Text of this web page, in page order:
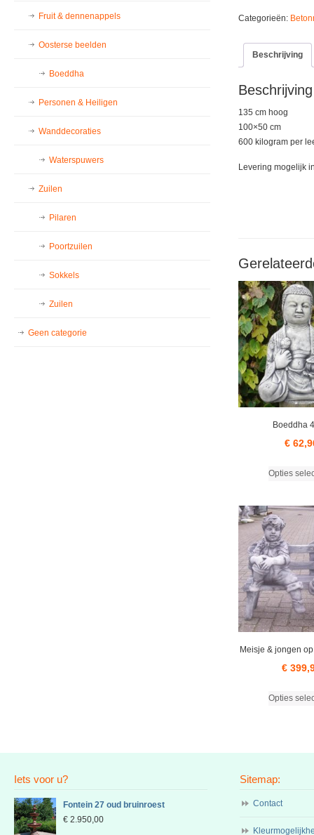
antiek
aantal
Categorieën:
Beschrijving
Beschrijving
135 cm hoog
100×50 cm
600 kilogram per
Levering mogelijk
Boeddha
€
Opties
Meisje & jongen
€
Opties
Fruit & dennenappels
Oosterse beelden
Boeddha
Personen & Heiligen
Wanddecoraties
Waterspuwers
Zuilen
Pilaren
Poortzuilen
Sokkels
Zuilen
Geen categorie
Iets voor u?
Fontein 27 oud bruinroest
€ 2.950,00
Sitemap:
Contact